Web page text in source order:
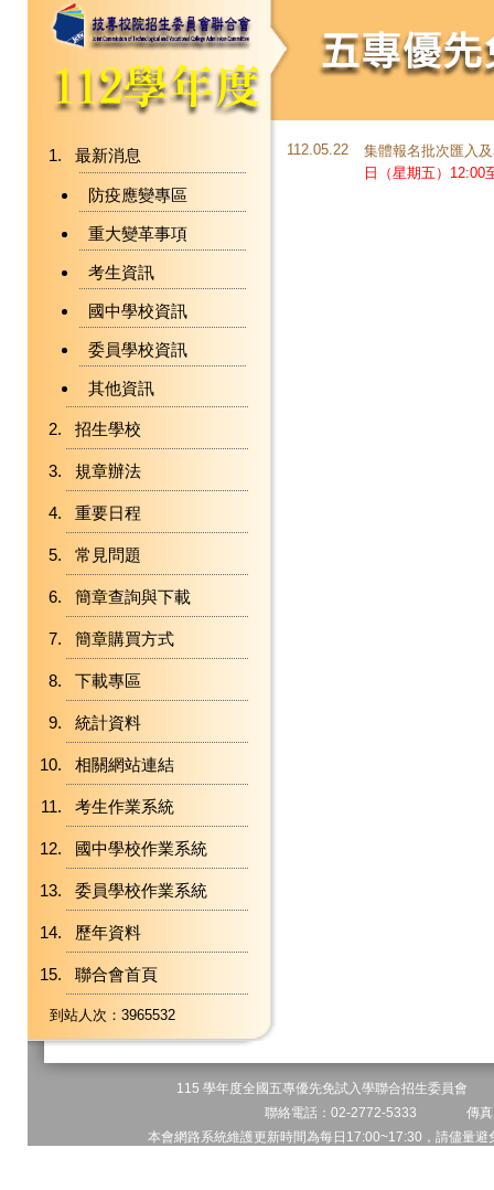
最新消息
防疫應變專區
重大變革事項
考生資訊
國中學校資訊
委員學校資訊
其他資訊
招生學校
規章辦法
重要日程
常見問題
簡章查詢與下載
簡章購買方式
下載專區
統計資料
相關網站連結
考生作業系統
國中學校作業系統
委員學校作業系統
歷年資料
聯合會首頁
到站人次：3965532
112.05.22
集體報名批次匯入
日（星期五）12:00
115 學年度全國五專優先免試入學聯合招生委員會
聯絡電話：02-2772-5333 傳
本會網路系統維護更新時間為每日17:00~17:30，請儘量